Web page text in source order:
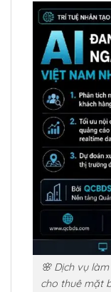
🌸 Dịch vụ
cho thuê mặt